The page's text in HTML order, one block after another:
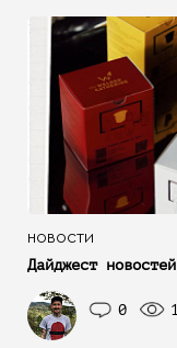
НОВОСТИ
Дайджест
0